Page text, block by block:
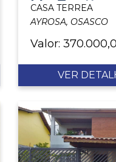
CASA TERREA
AYROSA, OSASCO
Valor:
VER